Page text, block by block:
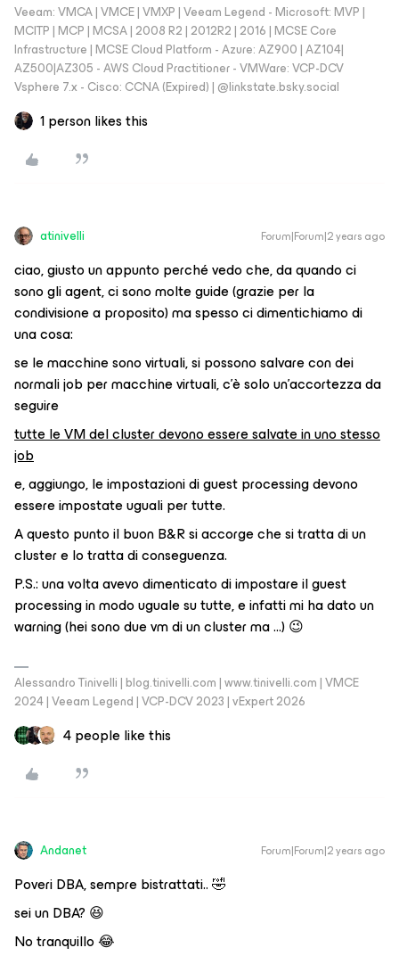
Veeam: VMCA | VMCE | VMXP | Veeam Legend - Microsoft: MVP |
MCITP | MCP | MCSA | 2008 R2 | 2012R2 | 2016 | MCSE Core
Infrastructure | MCSE Cloud Platform - Azure: AZ900 | AZ104|
AZ500|AZ305 - AWS Cloud Practitioner - VMWare: VCP-DCV
Vsphere 7.x - Cisco: CCNA (Expired) | ‪@linkstate.bsky.social‬
1 person likes this
atinivelli Forum|Forum|2 years ago
ciao, giusto un appunto perché vedo che, da quando ci
sono gli agent, ci sono molte guide (grazie per la
condivisione a proposito) ma spesso ci dimentichiamo di
una cosa:
se le macchine sono virtuali, si possono salvare con dei
normali job per macchine virtuali, c’è solo un’accortezza da
seguire
tutte le VM del cluster devono essere salvate in uno stesso
job
e, aggiungo, le impostazioni di guest processing devono
essere impostate uguali per tutte.
A questo punto il buon B&R si accorge che si tratta di un
cluster e lo tratta di conseguenza.
P.S.: una volta avevo dimenticato di impostare il guest
processing in modo uguale su tutte, e infatti mi ha dato un
warning (hei sono due vm di un cluster ma ...) 😉
Alessandro Tinivelli | blog.tinivelli.com | www.tinivelli.com | VMCE
2024 | Veeam Legend | VCP-DCV 2023 | vExpert 2026
4 people like this
Andanet Forum|Forum|2 years ago
Poveri DBA, sempre bistrattati.. 🤣
sei un DBA? 😆
No tranquillo 😂